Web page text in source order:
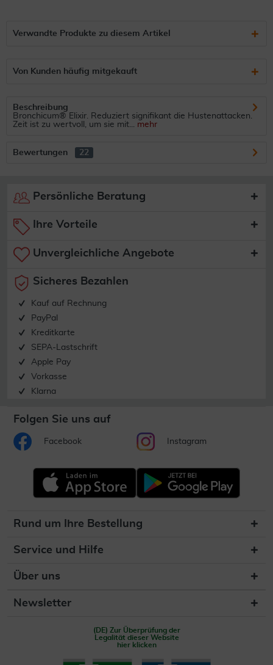
Verwandte Produkte zu diesem Artikel
Von Kunden häufig mitgekauft
Beschreibung
Bronchicum® Elixir. Reduziert signifikant die Hustenattacken.
Zeit ist zu wertvoll, um sie mit... mehr
Bewertungen 22
Persönliche Beratung
Ihre Vorteile
Unvergleichliche Angebote
Sicheres Bezahlen
Kauf auf Rechnung
PayPal
Kreditkarte
SEPA-Lastschrift
Apple Pay
Vorkasse
Klarna
Folgen Sie uns auf
Facebook Instagram
Rund um Ihre Bestellung
Service und Hilfe
Über uns
Newsletter
(DE) Zur Überprüfung der
Legalität dieser Website
hier klicken